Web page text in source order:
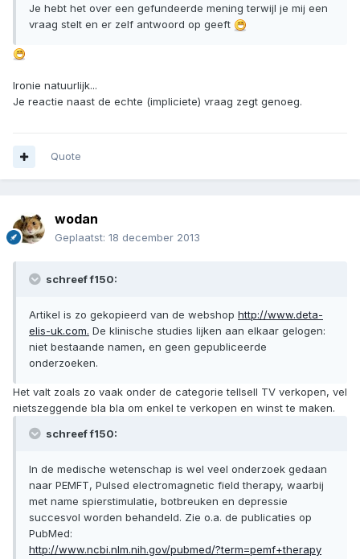
Je hebt het over een gefundeerde mening terwijl je mij een
vraag stelt en er zelf antwoord op geeft
Ironie natuurlijk...
Je reactie naast de echte (impliciete) vraag zegt genoeg.
Quote
wodan
Geplaatst: 18 december 2013
schreef f150:
Artikel is zo gekopieerd van de webshop http://www.deta-
elis-uk.com. De klinische studies lijken aan elkaar gelogen:
niet bestaande namen, en geen gepubliceerde
onderzoeken.
Het valt zoals zo vaak onder de categorie tellsell TV verkopen, vel
nietszeggende bla bla om enkel te verkopen en winst te maken.
schreef f150:
In de medische wetenschap is wel veel onderzoek gedaan
naar PEMFT, Pulsed electromagnetic field therapy, waarbij
met name spierstimulatie, botbreuken en depressie
succesvol worden behandeld. Zie o.a. de publicaties op
PubMed:
http://www.ncbi.nlm.nih.gov/pubmed/?term=pemf+therapy